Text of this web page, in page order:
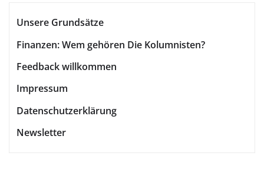
Unsere Grundsätze
Finanzen: Wem gehören Die Kolumnisten?
Feedback willkommen
Impressum
Datenschutzerklärung
Newsletter